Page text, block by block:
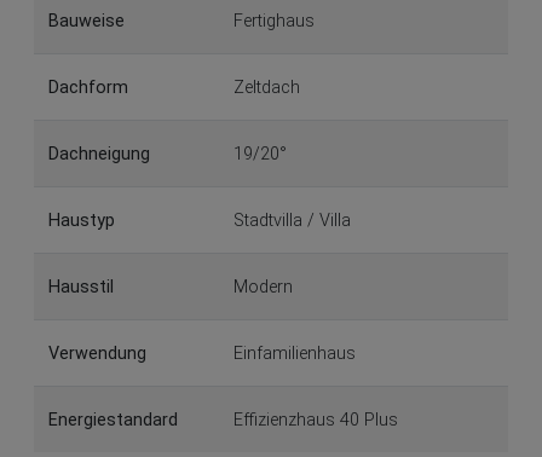
Bauweise Fertighaus
Dachform Zeltdach
Dachneigung 19/20°
Haustyp Stadtvilla / Villa
Hausstil Modern
Verwendung Einfamilienhaus
Energiestandard Effizienzhaus 40 Plus